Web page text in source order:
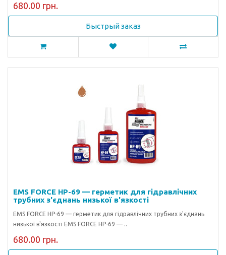
680.00 грн.
Быстрый заказ
EMS FORCE HP-69 — герметик для гідравлічних
трубних з'єднань низької в'язкості
EMS FORCE HP-69 — герметик для гідравлічних трубних з'єднань
низької в'язкості EMS FORCE HP-69 — ..
680.00 грн.